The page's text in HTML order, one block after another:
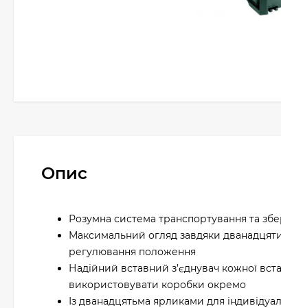
Опис
Розумна система транспортування та
Максимальний огляд завдяки
регулювання положення
Надійний вставний з’єднувач кожної
використовувати коробки окремо
Із дванадцятьма ярликами для